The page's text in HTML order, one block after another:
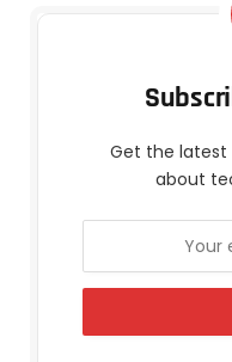
Get the latest
about